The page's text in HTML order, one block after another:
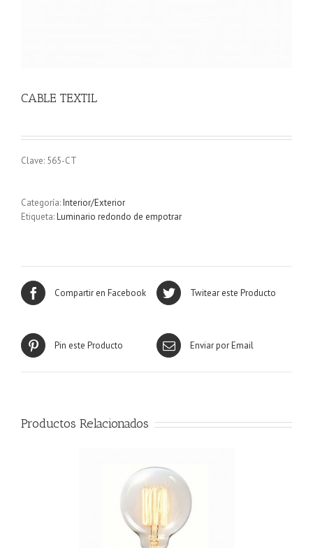
CABLE TEXTIL
Clave: 565-CT
Categoría:Interior/Exterior
Etiqueta:Luminario redondo de empotrar
Compartir en Facebook Twitear este Producto
Pin este Producto Enviar por Email
Productos Relacionados